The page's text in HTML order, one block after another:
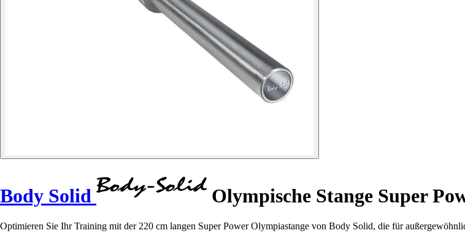
Body Solid Olympische Stange Super
Optimieren Sie Ihr Training mit der 220 cm langen Super Power Olympiastange von Body Solid, die für